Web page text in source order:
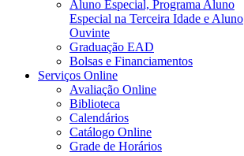
Aluno Especial, Programa Aluno
Especial na Terceira Idade e Aluno
Ouvinte
Graduação EAD
Bolsas e Financiamentos
Serviços Online
Avaliação Online
Biblioteca
Calendários
Catálogo Online
Grade de Horários